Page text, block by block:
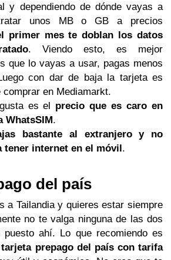
y dependiendo de dónde vayas a
unos MB o GB a precios
primer mes te doblan los datos
. Viendo esto, es mejor
que lo vayas a usar, pagas menos
con dar de baja la tarjeta es
en Mediamarkt.
es el precio que es caro en
WhatsSIM.
bastante al extranjero y no
tener internet en el móvil.
del país
a Tailandia y quieres estar siempre
no te valga ninguna de las dos
ahí. Lo que recomiendo es
prepago del país con tarifa